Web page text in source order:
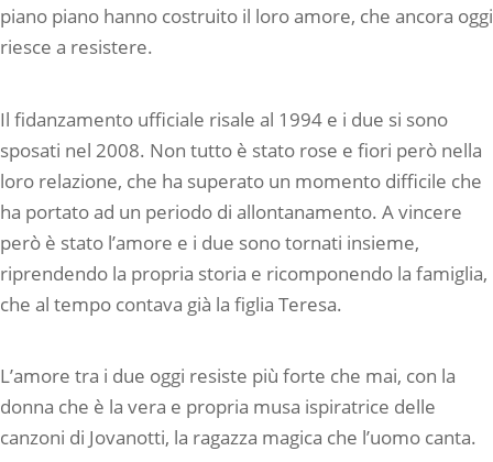
piano piano hanno costruito il loro amore, che ancora oggi
riesce a resistere.
Il fidanzamento ufficiale risale al 1994 e i due si sono
sposati nel 2008. Non tutto è stato rose e fiori però nella
loro relazione, che ha superato un momento difficile che
ha portato ad un periodo di allontanamento. A vincere
però è stato l’amore e i due sono tornati insieme,
riprendendo la propria storia e ricomponendo la famiglia,
che al tempo contava già la figlia Teresa.
L’amore tra i due oggi resiste più forte che mai, con la
donna che è la vera e propria musa ispiratrice delle
canzoni di Jovanotti, la ragazza magica che l’uomo canta.